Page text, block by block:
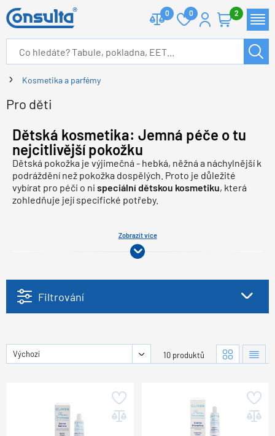
0 0 2
Kosmetika a parfémy
Pro děti
Dětská kosmetika: Jemná péče o tu
nejcitlivější pokožku
Dětská pokožka je výjimečná - hebká, něžná a náchylnější k
podráždění než pokožka dospělých. Proto je důležité
vybírat pro péči o ni speciální dětskou kosmetiku, která
zohledňuje její specifické potřeby.
Zobrazit více
Filtrování
Výchozí 10 produktů